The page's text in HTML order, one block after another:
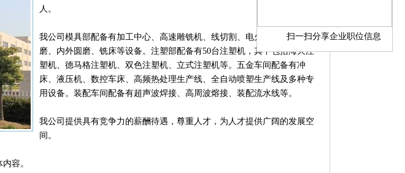
扫一扫分享企业职位信息
人。
我公司模具部配备有加工中心、高速雕铣机、线切割、电火花机、平面
磨、内外圆磨、铣床等设备。注塑部配备有50台注塑机，其中包括海天注
塑机、德马格注塑机、双色注塑机、立式注塑机等。五金车间配备有冲
床、液压机、数控车床、高频热处理生产线、全自动喷塑生产线及多种专
用设备。装配车间配备有超声波焊接、高周波熔接、装配流水线等。
我公司提供具有竞争力的薪酬待遇，尊重人才，为人才提供广阔的发展空
间。
容。